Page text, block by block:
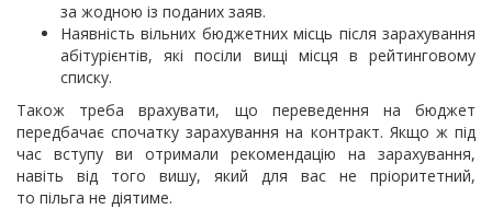
за жодною із поданих заяв.
Наявність вільних бюджетних місць після зарахування
абітурієнтів, які посіли вищі місця в рейтинговому
списку.
Також треба врахувати, що переведення на бюджет
передбачає спочатку зарахування на контракт. Якщо ж під
час вступу ви отримали рекомендацію на зарахування,
навіть від того вишу, який для вас не пріоритетний,
то пільга не діятиме.